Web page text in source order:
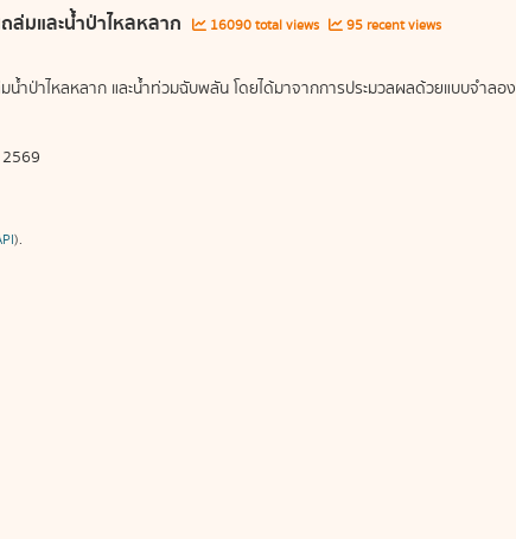
มและน้ำป่าไหลหลาก 16090 total views 95 recent views
ำป่าไหลหลาก และน้ำท่วมฉับพลัน โดยได้มาจากการประมวลผลด้วยแบบจำลอง
).